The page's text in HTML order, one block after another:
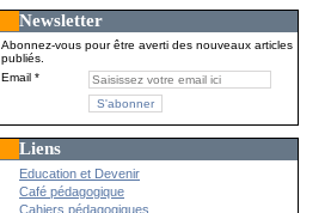
Newsletter
Abonnez-vous pour être averti des nouveaux articles
publiés.
Email
Liens
Education et Devenir
Café pédagogique
Cahiers pédagogiques